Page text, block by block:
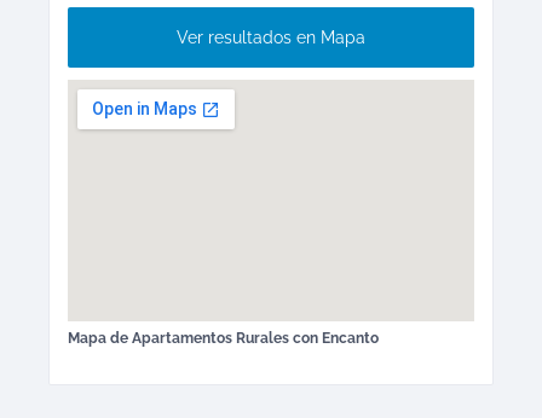
Ver resultados en Mapa
Mapa de Apartamentos Rurales con Encanto